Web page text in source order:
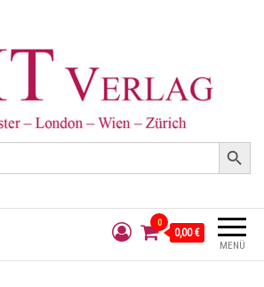
Search Button
MENÜ
0
0,00 €